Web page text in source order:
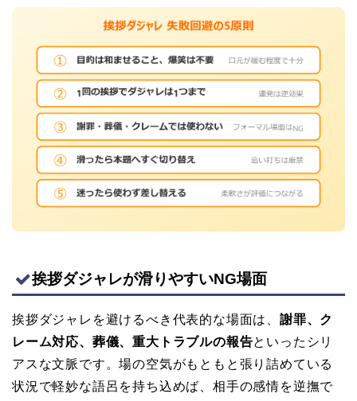
挨拶ダジャレが滑りやすいNG場面
挨拶ダジャレを避けるべき代表的な場面は、 謝罪、ク
レーム対応、葬儀、重大トラブルの報告といったシリ
アスな文脈です。場の空気がもともと張り詰めている
状況で軽妙な語呂を持ち込めば、相手の感情を逆撫で